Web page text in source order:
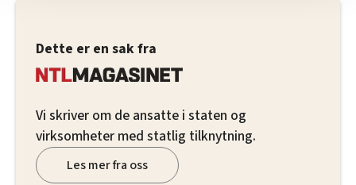
oversikten lengre ned på denne siden.
Dette er en sak fra
Vi skriver om de ansatte i staten og
virksomheter med statlig tilknytning.
Les mer fra oss